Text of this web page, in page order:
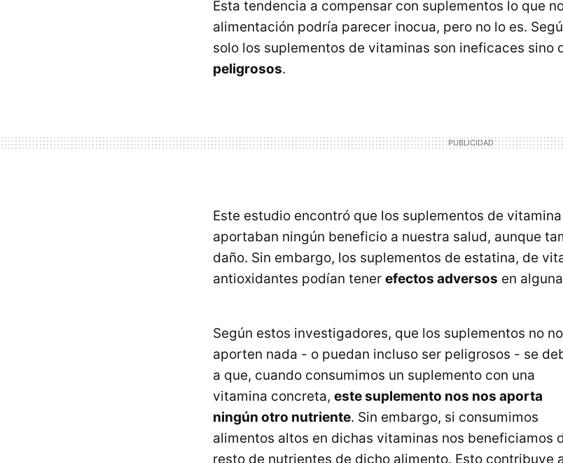
Esta tendencia a compensar con suplementos lo que
alimentación podría parecer inocua, pero no lo es.
solo los suplementos de vitaminas son ineficaces sino
peligrosos.
Este estudio encontró que los suplementos de
aportaban ningún beneficio a nuestra salud, aunque
daño. Sin embargo, los suplementos de estatina, de
antioxidantes podían tener efectos adversos en
Según estos investigadores, que los suplementos no
aporten nada - o puedan incluso ser peligrosos - se
a que, cuando consumimos un suplemento con una
vitamina concreta, este suplemento nos nos aporta
ningún otro nutriente. Sin embargo, si consumimos
alimentos altos en dichas vitaminas nos beneficiamos
resto de nutrientes de dicho alimento. Esto contribuye